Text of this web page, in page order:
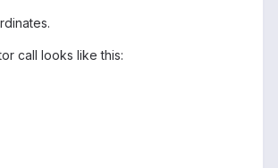
call looks like this: